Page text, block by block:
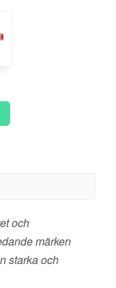
och
märken
starka och